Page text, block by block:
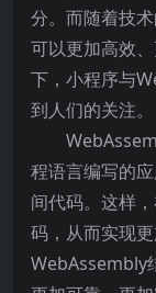
分。而随着技
可以更加高效
下，小程序与
到人们的关注。
程语言编写的
间代码。这样
码，从而实现
WebAssembly